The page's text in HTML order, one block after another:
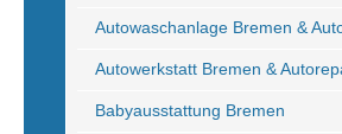
Autowaschanlage Bremen &
Autowerkstatt Bremen &
Babyausstattung Bremen